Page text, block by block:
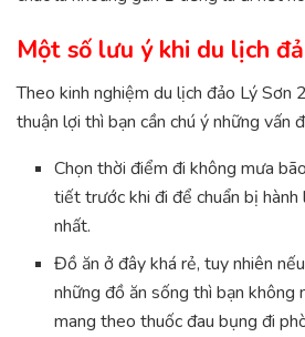
Một số lưu ý khi du lịch
Theo kinh nghiệm du lịch đảo Lý Sơn
thuận lợi thì bạn cần chú ý những vấn
Chọn thời điểm đi không mưa
tiết trước khi đi để chuẩn bị hành
nhất.
Đồ ăn ở đây khá rẻ, tuy nhiên
những đồ ăn sống thì bạn không
mang theo thuốc đau bụng đi